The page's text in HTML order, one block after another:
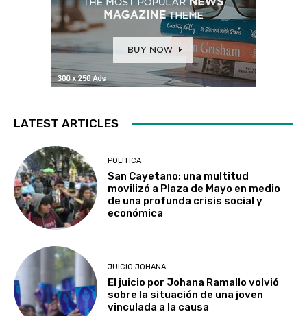
LATEST ARTICLES
POLITICA
San Cayetano: una multitud
movilizó a Plaza de Mayo en medio
de una profunda crisis social y
económica
JUICIO JOHANA
El juicio por Johana Ramallo volvió
sobre la situación de una joven
vinculada a la causa